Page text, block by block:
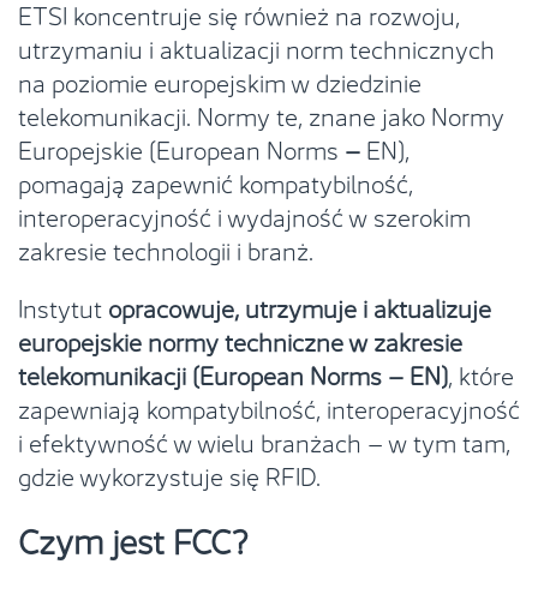
ETSI koncentruje się również na rozwoju,
utrzymaniu i aktualizacji norm technicznych
na poziomie europejskim w dziedzinie
telekomunikacji. Normy te, znane jako Normy
Europejskie (European Norms –EN),
pomagają zapewnić kompatybilność,
interoperacyjność i wydajność w szerokim
zakresie technologii i branż.
Instytutopracowuje, utrzymuje i aktualizuje
europejskie normy techniczne w zakresie
telekomunikacji (European Norms – EN), które
zapewniają kompatybilność, interoperacyjność
i efektywność w wielu branżach – w tym tam,
gdzie wykorzystuje się RFID.
Czym jest FCC?